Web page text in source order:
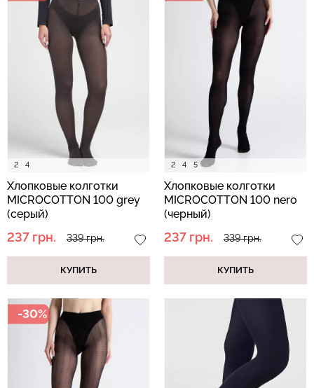
2 4
Хлопковые колготки
MICROCOTTON 100 grey
(серый)
237 грн. 339 грн.
КУПИТЬ
2 4 5
Хлопковые колготки
MICROCOTTON 100 nero
(черный)
237 грн. 339 грн.
КУПИТЬ
-30%
Бесшовный топ с легкой
коррекцией BRA
SHAPEWEAR nude
(бежевый) Giulia
489 грн. 699 грн.
Велосипедки с пуш-ап
эффектом бесшовные
TRACKS SHAPE black
(черный) Giulia
454 грн. 649 грн.